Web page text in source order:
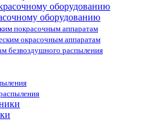
оборудованию
покрасочным аппаратам
окрасочным аппаратам
безвоздушного распыления